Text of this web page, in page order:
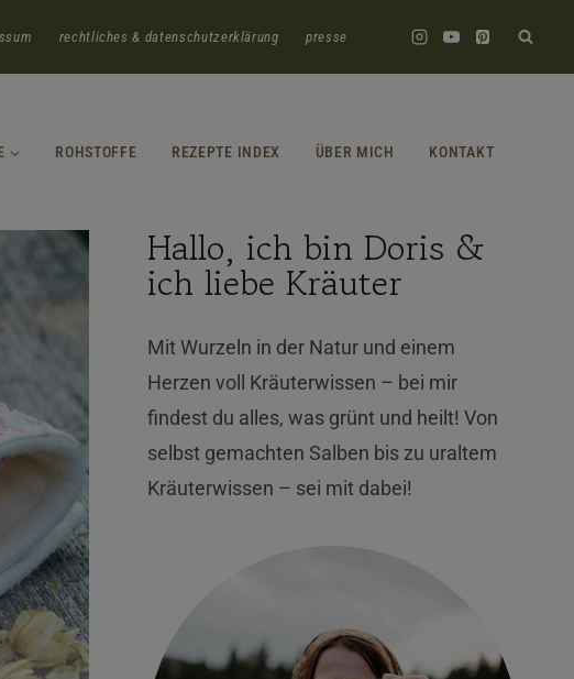
rechtliches & datenschutzerklärung presse
ROHSTOFFE REZEPTE INDEX ÜBER MICH KONTAKT
Hallo, ich bin Doris &
ich liebe Kräuter
Mit Wurzeln in der Natur und einem
Herzen voll Kräuterwissen – bei mir
findest du alles, was grünt und heilt! Von
selbst gemachten Salben bis zu uraltem
Kräuterwissen – sei mit dabei!